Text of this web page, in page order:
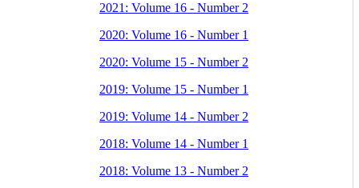
2021: Volume 16 - Number 2
2020: Volume 16 - Number 1
2020: Volume 15 - Number 2
2019: Volume 15 - Number 1
2019: Volume 14 - Number 2
2018: Volume 14 - Number 1
2018: Volume 13 - Number 2